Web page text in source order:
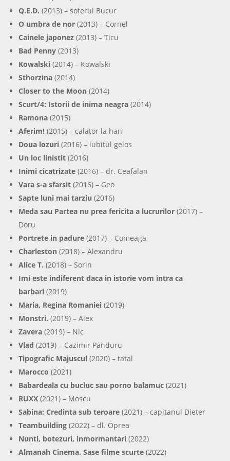
Q.E.D. (2013) – soferul Bucur
O umbra de nor (2013) – Cornel
Cainele japonez (2013) – Ticu
Bad Penny (2013)
Kowalski (2014) – Kowalski
Sthorzina (2014)
Closer to the Moon (2014)
Scurt/4: Istorii de inima neagra (2014)
Ramona (2015)
Aferim! (2015) – calator la han
Doua lozuri (2016) – iubitul gelos
Un loc linistit (2016)
Inimi cicatrizate (2016) – dr. Ceafalan
Vara s-a sfarsit (2016) – Geo
Sapte luni mai tarziu (2016)
Meda sau Partea nu prea fericita a lucrurilor (2017) –
Doru
Portrete in padure (2017) – Comeaga
Charleston (2018) – Alexandru
Alice T. (2018) – Sorin
Imi este indiferent daca in istorie vom intra ca
barbari (2019)
Maria, Regina Romaniei (2019)
Monstri. (2019) – Alex
Zavera (2019) – Nic
Vlad (2019) – Cazimir Panduru
Tipografic Majuscul (2020) – tatal
Marocco (2021)
Babardeala cu bucluc sau porno balamuc (2021)
RUXX (2021) – Moscu
Sabina: Credinta sub teroare (2021) – capitanul Dieter
Teambuilding (2022) – dl. Oprea
Nunti, botezuri, inmormantari (2022)
Almanah Cinema. Sase filme scurte (2022)